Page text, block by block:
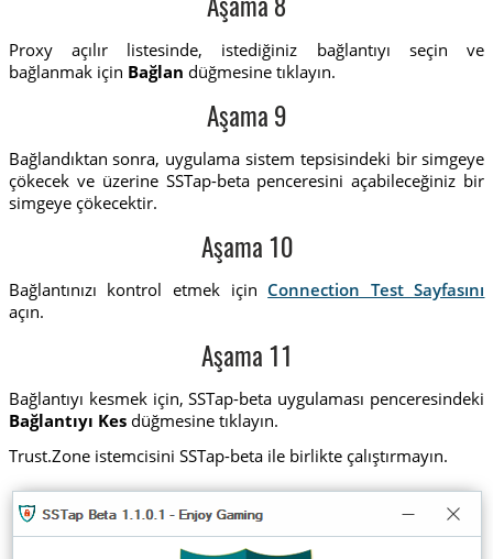
Aşama 8
Proxy açılır listesinde, istediğiniz bağlantıyı seçin ve
bağlanmak için Bağlan düğmesine tıklayın.
Aşama 9
Bağlandıktan sonra, uygulama sistem tepsisindeki bir simgeye
çökecek ve üzerine SSTap-beta penceresini açabileceğiniz bir
simgeye çökecektir.
Aşama 10
Bağlantınızı kontrol etmek için Connection Test Sayfasını
açın.
Aşama 11
Bağlantıyı kesmek için, SSTap-beta uygulaması penceresindeki
Bağlantıyı Kesdüğmesine tıklayın.
Trust.Zone istemcisini SSTap-beta ile birlikte çalıştırmayın.